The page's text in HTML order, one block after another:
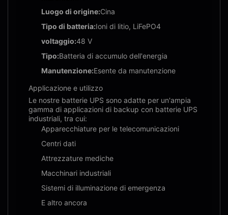
Luogo di origine:Cina
Tipo di batteria:Ioni di litio, LiFePO4
voltaggio:48 V
Tipo:Batteria di accumulo dell'energia
Manutenzione:Esente da manutenzione
Applicazione e utilizzo
Le nostre batterie UPS sono adatte per un'ampia
gamma di applicazioni di backup con batterie UPS
industriali, tra cui:
Apparecchiature per le telecomunicazioni
Centri dati
Attrezzature mediche
Macchinari industriali
Sistemi di illuminazione di emergenza
E altro ancora